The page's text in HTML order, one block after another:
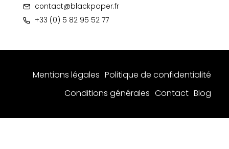
contact@blackpaper.fr
+33 (0) 5 82 95 52 77
Mentions légales Politique de confidentialité
Conditions générales Contact Blog